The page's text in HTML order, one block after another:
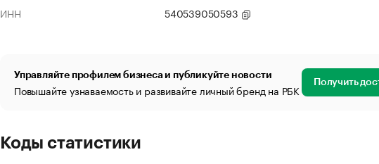
ИНН
540539050593
Управляйте профилем бизнеса и публикуйте новости
Повышайте узнаваемость и развивайте личный бренд на РБК Получить
Коды статистики